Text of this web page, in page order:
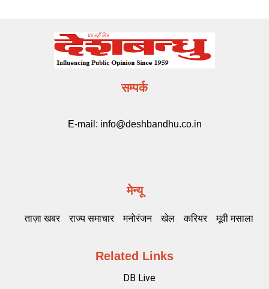
सम्पर्क
E-mail: info@deshbandhu.co.in
मेन्यू
ताज़ा खबर राज्य समाचार मनोरंजन खेल करियर मूवी मसाला
Related Links
DB Live